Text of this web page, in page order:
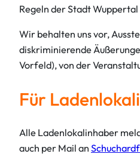
Regeln der Stadt
Wir behalten uns vor,
diskriminierende
Vorfeld), von der
Für
Alle Ladenlokalinhaber
auch per Mail an